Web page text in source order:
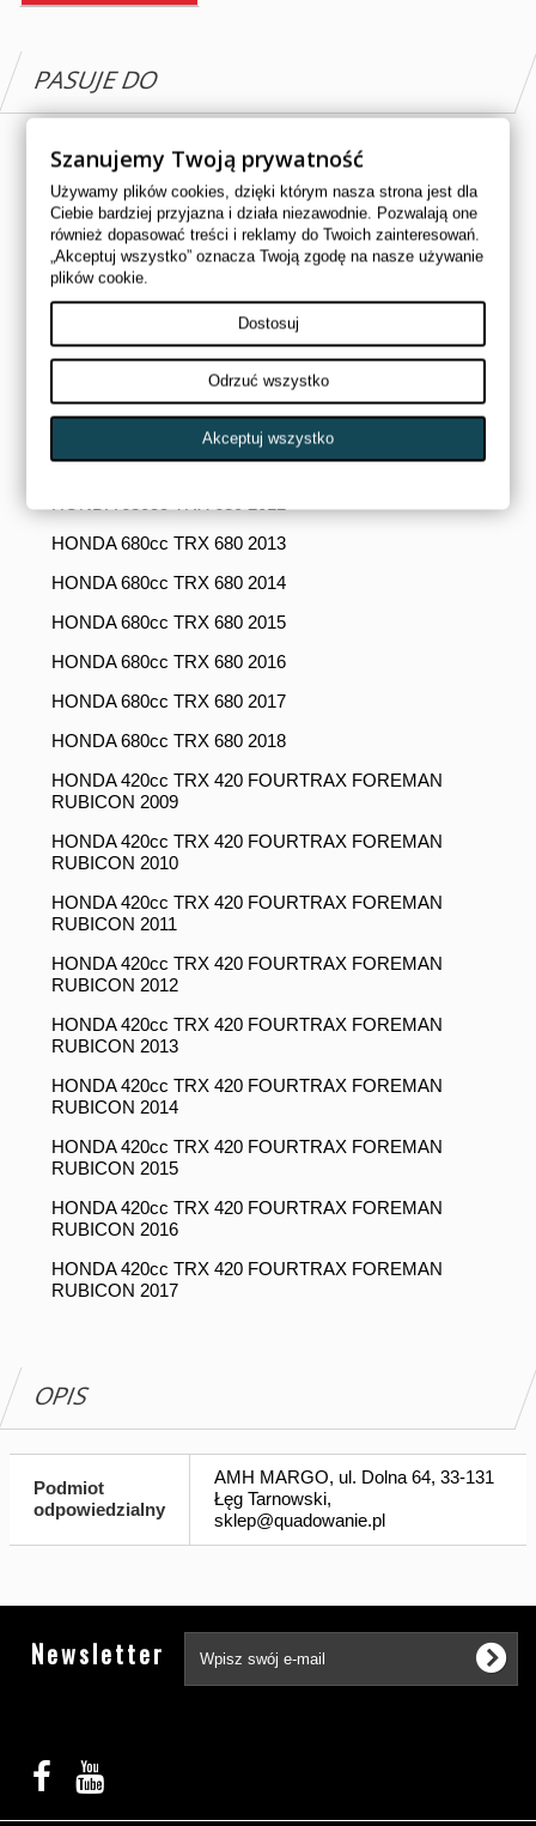
PASUJE DO
HONDA 500cc TRX 500 2015
HONDA 500cc TRX 500 2016
HONDA 650cc TRX 650 2003
HONDA 650cc TRX 650 2004
HONDA 650cc TRX 650 2005
HONDA 680cc TRX 680 2008
HONDA 680cc TRX 680 2009
HONDA 680cc TRX 680 2010
HONDA 680cc TRX 680 2011
HONDA 680cc TRX 680 2013
HONDA 680cc TRX 680 2014
HONDA 680cc TRX 680 2015
HONDA 680cc TRX 680 2016
HONDA 680cc TRX 680 2017
HONDA 680cc TRX 680 2018
HONDA 420cc TRX 420 FOURTRAX FOREMAN
RUBICON 2009
HONDA 420cc TRX 420 FOURTRAX FOREMAN
RUBICON 2010
HONDA 420cc TRX 420 FOURTRAX FOREMAN
RUBICON 2011
HONDA 420cc TRX 420 FOURTRAX FOREMAN
RUBICON 2012
HONDA 420cc TRX 420 FOURTRAX FOREMAN
RUBICON 2013
HONDA 420cc TRX 420 FOURTRAX FOREMAN
RUBICON 2014
HONDA 420cc TRX 420 FOURTRAX FOREMAN
RUBICON 2015
HONDA 420cc TRX 420 FOURTRAX FOREMAN
RUBICON 2016
HONDA 420cc TRX 420 FOURTRAX FOREMAN
RUBICON 2017
OPIS
Podmiot
odpowiedzialny
AMH MARGO, ul. Dolna 64, 33-131
Łęg Tarnowski,
sklep@quadowanie.pl
Newsletter
Szanujemy Twoją prywatność
Używamy plików cookies, dzięki którym nasza strona jest dla
Ciebie bardziej przyjazna i działa niezawodnie. Pozwalają one
również dopasować treści i reklamy do Twoich zainteresowań.
„Akceptuj wszystko” oznacza Twoją zgodę na nasze używanie
plików cookie.
Dostosuj
Odrzuć wszystko
Akceptuj wszystko